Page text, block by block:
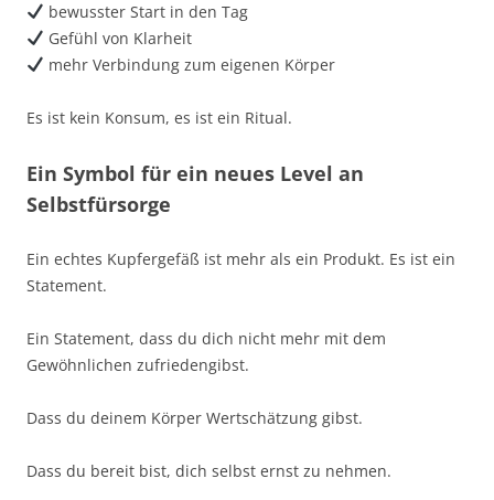
bewusster Start in den Tag
Gefühl von Klarheit
mehr Verbindung zum eigenen Körper
Es ist kein Konsum, es ist ein Ritual.
Ein Symbol für ein neues Level an
Selbstfürsorge
Ein echtes Kupfergefäß ist mehr als ein Produkt. Es ist ein
Statement.
Ein Statement, dass du dich nicht mehr mit dem
Gewöhnlichen zufriedengibst.
Dass du deinem Körper Wertschätzung gibst.
Dass du bereit bist, dich selbst ernst zu nehmen.